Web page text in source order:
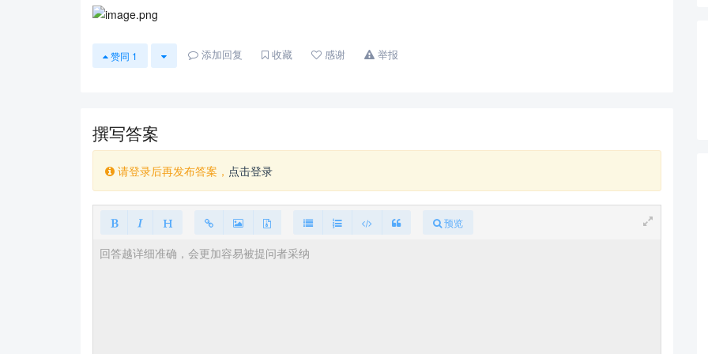
赞同 1 添加回复 收藏 感谢 举报
撰写答案
请登录后再发布答案， 点击登录
预览